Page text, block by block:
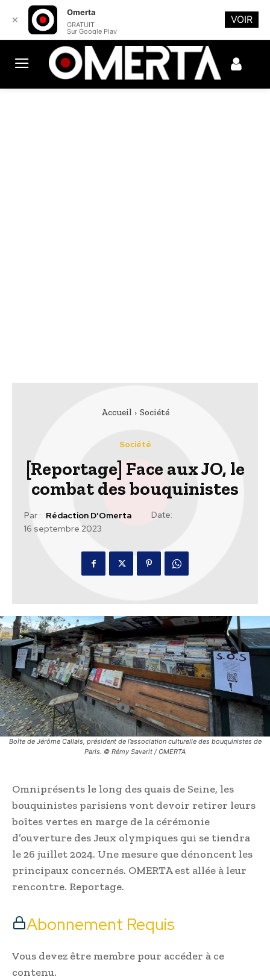
Accueil Société
Société
[Reportage] Face aux JO, le
combat des bouquinistes
Par : Rédaction D'Omerta
Date:
16 septembre 2023
Boîte de Jérôme Callais, président de l’association culturelle des bouquinistes de
Paris. © Rémy Savarit / OMERTA
Omniprésents le long des quais de Seine, les
bouquinistes parisiens vont devoir retirer leurs
boîtes vertes en marge de la cérémonie
d’ouverture des Jeux olympiques qui se tiendra
le 26 juillet 2024. Une mesure que dénoncent les
principaux concernés. OMERTA est allée à leur
rencontre. Reportage.
Abonnement Requis
Vous devez être membre pour accéder à ce
contenu.
✕
Omerta
GRATUIT
Sur Google Play
VOIR